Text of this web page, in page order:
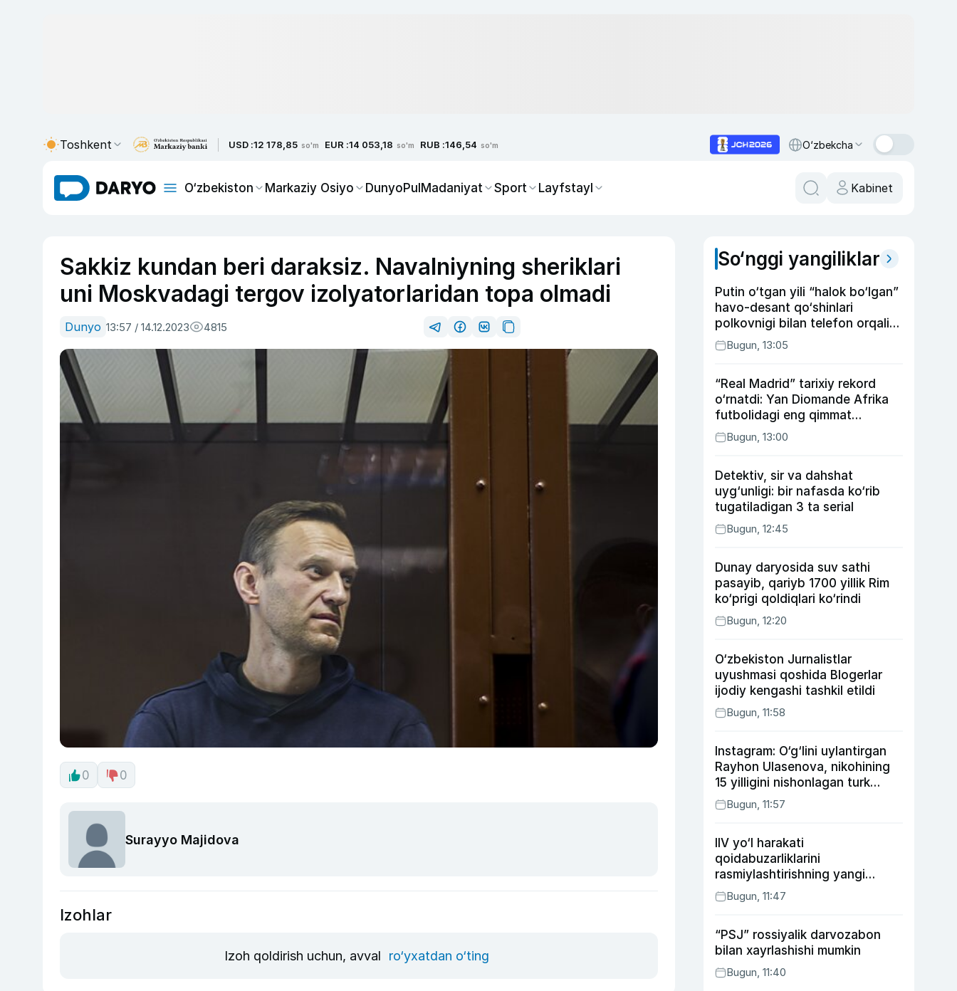
Toshkent USD :12 178,85 so'm EUR :14 053,18 so'm RUB :146,54 so'm O‘zbekcha
O‘zbekiston Markaziy Osiyo DunyoPulMadaniyat Sport Layfstayl Kabinet
Sakkiz kundan beri daraksiz. Navalniyning sheriklari
uni Moskvadagi tergov izolyatorlaridan topa olmadi
Dunyo 13:57 / 14.12.2023 4815
0 0
Surayyo Majidova
Izohlar
Izoh qoldirish uchun, avval ro‘yxatdan o‘ting
So‘nggi yangiliklar
Putin o‘tgan yili “halok bo‘lgan”
havo-desant qo‘shinlari
polkovnigi bilan telefon orqali
suhbatlashdi
Bugun, 13:05
“Real Madrid” tarixiy rekord
o‘rnatdi: Yan Diomande Afrika
futbolidagi eng qimmat
transferga aylandi
Bugun, 13:00
Detektiv, sir va dahshat
uyg‘unligi: bir nafasda ko‘rib
tugatiladigan 3 ta serial
Bugun, 12:45
Dunay daryosida suv sathi
pasayib, qariyb 1700 yillik Rim
ko‘prigi qoldiqlari ko‘rindi
Bugun, 12:20
O‘zbekiston Jurnalistlar
uyushmasi qoshida Blogerlar
ijodiy kengashi tashkil etildi
Bugun, 11:58
Instagram: O‘g‘lini uylantirgan
Rayhon Ulasenova, nikohining
15 yilligini nishonlagan turk
aktyorlari va Kamelot qasriga
sayohat qilgan Zebo Rahimova
Bugun, 11:57
IIV yo‘l harakati
qoidabuzarliklarini
rasmiylashtirishning yangi
tartibini taklif qildi
Bugun, 11:47
“PSJ” rossiyalik darvozabon
bilan xayrlashishi mumkin
Bugun, 11:40